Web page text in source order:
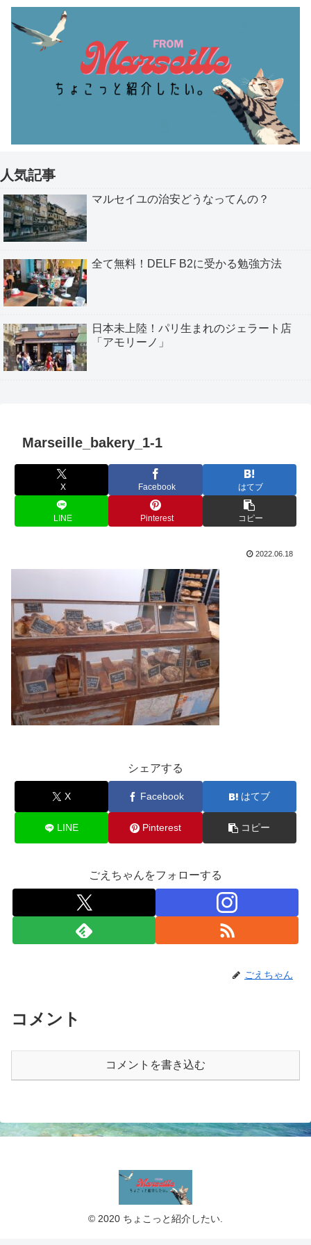
人気記事
マルセイユの治安どうなってんの？
全て無料！DELF B2に受かる勉強方法
日本未上陸！パリ生まれのジェラート店
「アモリーノ」
Marseille_bakery_1-1
X Facebook はてブ
LINE Pinterest コピー
2022.06.18
シェアする
X Facebook はてブ
LINE Pinterest コピー
ごえちゃんをフォローする
ごえちゃん
コメント
コメントを書き込む
© 2020 ちょこっと紹介したい.